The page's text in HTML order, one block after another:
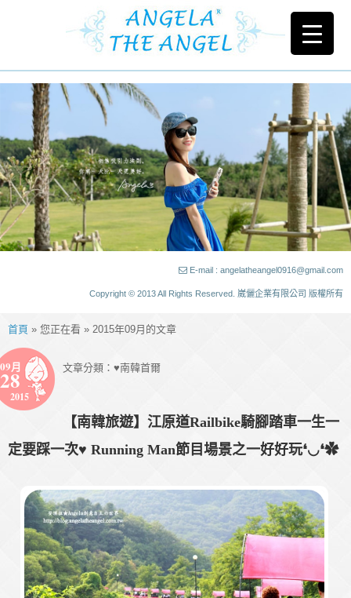
E-mail : angelatheangel0916@gmail.com
Copyright © 2013 All Rights Reserved. 崴儷企業有限公司 版權所有
首頁 » 您正在看 » 2015年09月的文章
09月
28
2015
文章分類： ♥南韓首爾
【南韓旅遊】江原道Railbike騎腳踏車一生一
定要踩一次♥ Running Man節目場景之一好好玩❛◡❛✿